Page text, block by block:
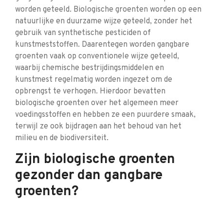
worden geteeld. Biologische groenten worden op een
natuurlijke en duurzame wijze geteeld, zonder het
gebruik van synthetische pesticiden of
kunstmeststoffen. Daarentegen worden gangbare
groenten vaak op conventionele wijze geteeld,
waarbij chemische bestrijdingsmiddelen en
kunstmest regelmatig worden ingezet om de
opbrengst te verhogen. Hierdoor bevatten
biologische groenten over het algemeen meer
voedingsstoffen en hebben ze een puurdere smaak,
terwijl ze ook bijdragen aan het behoud van het
milieu en de biodiversiteit.
Zijn biologische groenten
gezonder dan gangbare
groenten?